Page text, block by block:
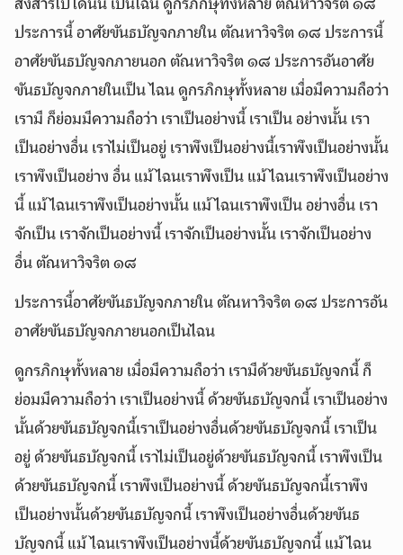
สงสารไปได้นั้น เป็นไฉน ดูกรภิกษุทั้งหลาย ตัณหาวิจริต ๑๘
ประการนี้ อาศัยขันธบัญจกภายใน ตัณหาวิจริต ๑๘ ประการนี้
อาศัยขันธบัญจกภายนอก ตัณหาวิจริต ๑๘ ประการอันอาศัย
ขันธบัญจกภายในเป็น ไฉน ดูกรภิกษุทั้งหลาย เมื่อมีความถือว่า
เรามี ก็ย่อมมีความถือว่า เราเป็นอย่างนี้ เราเป็น อย่างนั้น เรา
เป็นอย่างอื่น เราไม่เป็นอยู่ เราพึงเป็นอย่างนี้เราพึงเป็นอย่างนั้น
เราพึงเป็นอย่าง อื่น แม้ไฉนเราพึงเป็น แม้ไฉนเราพึงเป็นอย่าง
นี้ แม้ไฉนเราพึงเป็นอย่างนั้น แม้ไฉนเราพึงเป็น อย่างอื่น เรา
จักเป็น เราจักเป็นอย่างนี้ เราจักเป็นอย่างนั้น เราจักเป็นอย่าง
อื่น ตัณหาวิจริต ๑๘
ประการนี้อาศัยขันธบัญจกภายใน ตัณหาวิจริต ๑๘ ประการอัน
อาศัยขันธบัญจกภายนอกเป็นไฉน
ดูกรภิกษุทั้งหลาย เมื่อมีความถือว่า เรามีด้วยขันธบัญจกนี้ ก็
ย่อมมีความถือว่า เราเป็นอย่างนี้ ด้วยขันธบัญจกนี้ เราเป็นอย่าง
นั้นด้วยขันธบัญจกนี้เราเป็นอย่างอื่นด้วยขันธบัญจกนี้ เราเป็น
อยู่ ด้วยขันธบัญจกนี้ เราไม่เป็นอยู่ด้วยขันธบัญจกนี้ เราพึงเป็น
ด้วยขันธบัญจกนี้ เราพึงเป็นอย่างนี้ ด้วยขันธบัญจกนี้เราพึง
เป็นอย่างนั้นด้วยขันธบัญจกนี้ เราพึงเป็นอย่างอื่นด้วยขันธ
บัญจกนี้ แม้ ไฉนเราพึงเป็นอย่างนี้ด้วยขันธบัญจกนี้ แม้ไฉน